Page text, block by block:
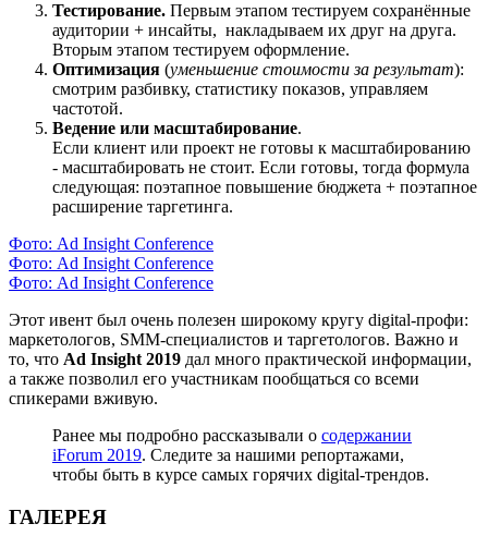
Тестирование. Первым этапом тестируем сохранённые
аудитории + инсайты, накладываем их друг на друга.
Вторым этапом тестируем оформление.
Оптимизация (уменьшение стоимости за результат):
смотрим разбивку, статистику показов, управляем
частотой.
Ведение или масштабирование.
Если клиент или проект не готовы к масштабированию
- масштабировать не стоит. Если готовы, тогда формула
следующая: поэтапное повышение бюджета + поэтапное
расширение таргетинга.
Фото: Ad Insight Conference
Фото: Ad Insight Conference
Фото: Ad Insight Conference
Этот ивент был очень полезен широкому кругу digital-профи:
маркетологов, SMM-специалистов и таргетологов. Важно и
то, что Ad Insight 2019 дал много практической информации,
а также позволил его участникам пообщаться со всеми
спикерами вживую.
Ранее мы подробно рассказывали о содержании
iForum 2019. Следите за нашими репортажами,
чтобы быть в курсе самых горячих digital-трендов.
ГАЛЕРЕЯ